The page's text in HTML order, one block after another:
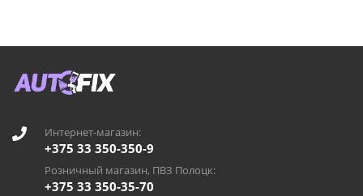
Интернет-магазин:
+375 33 350-350-9
Розничный магазин, ПВЗ Полоцк:
+375 33 350-35-70